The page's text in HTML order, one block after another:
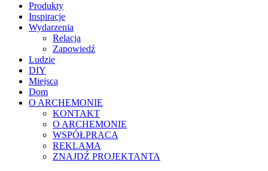
Produkty
Inspiracje
Wydarzenia
Relacja
Zapowiedź
Ludzie
DIY
Miejsca
Dom
O ARCHEMONIE
KONTAKT
O ARCHEMONIE
WSPÓŁPRACA
REKLAMA
ZNAJDŹ PROJEKTANTA